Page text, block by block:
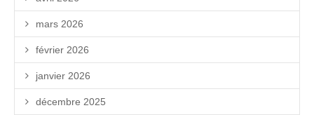
mars 2026
février 2026
janvier 2026
décembre 2025